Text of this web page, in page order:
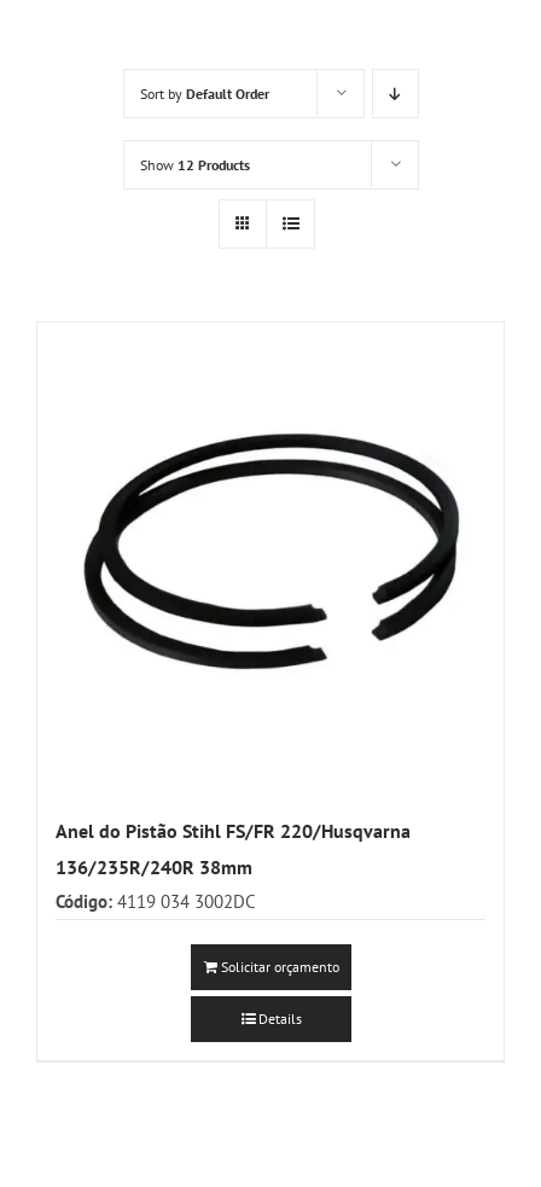
Sort by Default Order
Show 12 Products
Anel do Pistão Stihl FS/FR 220/Husqvarna
136/235R/240R 38mm
Código: 4119 034 3002DC
Solicitar orçamento
Details